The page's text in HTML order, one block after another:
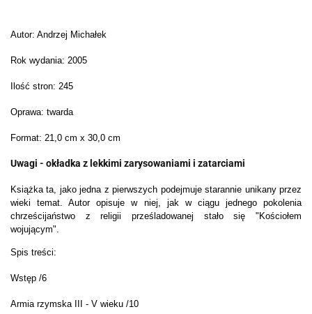
Autor: Andrzej Michałek
Rok wydania: 2005
Ilość stron: 245
Oprawa: twarda
Format: 21,0 cm x 30,0 cm
Uwagi - okładka z lekkimi zarysowaniami i zatarciami
Książka ta, jako jedna z pierwszych podejmuje starannie unikany przez
wieki temat. Autor opisuje w niej, jak w ciągu jednego pokolenia
chrześcijaństwo z religii prześladowanej stało się "Kościołem
wojującym".
Spis treści:
Wstęp /6
Armia rzymska III - V wieku /10